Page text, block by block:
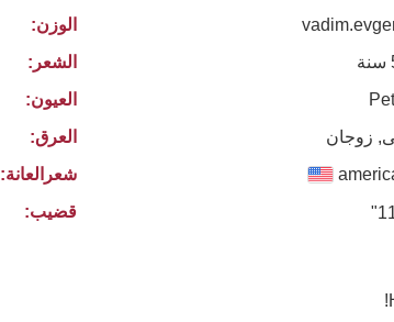
زوجان
الوزن:
الشعر:
العيون:
العرق:
شعرالعانة:
قضيب: